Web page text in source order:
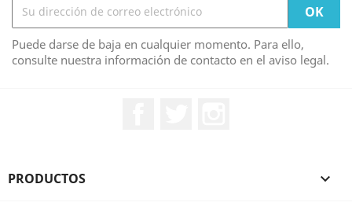
Puede darse de baja en cualquier momento. Para ello,
consulte nuestra información de contacto en el aviso legal.
PRODUCTOS 